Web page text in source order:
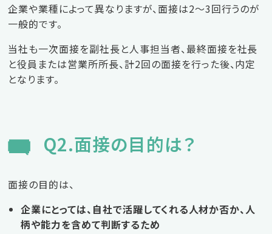
企業や業種によって異なりますが、面接は2～3回行うのが
一般的です。
当社も一次面接を副社長と人事担当者、最終面接を社長
と役員または営業所所長、計2回の面接を行った後、内定
となります。
Q2.面接の目的は？
面接の目的は、
企業にとっては、自社で活躍してくれる人材か否か、人
柄や能力を含めて判断するため